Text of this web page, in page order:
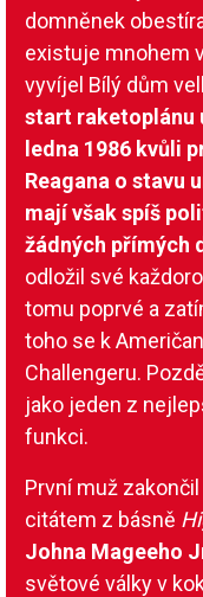
domněnek
existuje mnohem
vyvíjel Bílý dům
start raketoplánu
ledna 1986 kvůli
Reagana o stavu
mají však spíš
žádných přímých
odložil své
tomu poprvé a
toho se k
Challengeru.
jako jeden z
funkci.
První muž
citátem z básně
Johna Mageeho
světové války v